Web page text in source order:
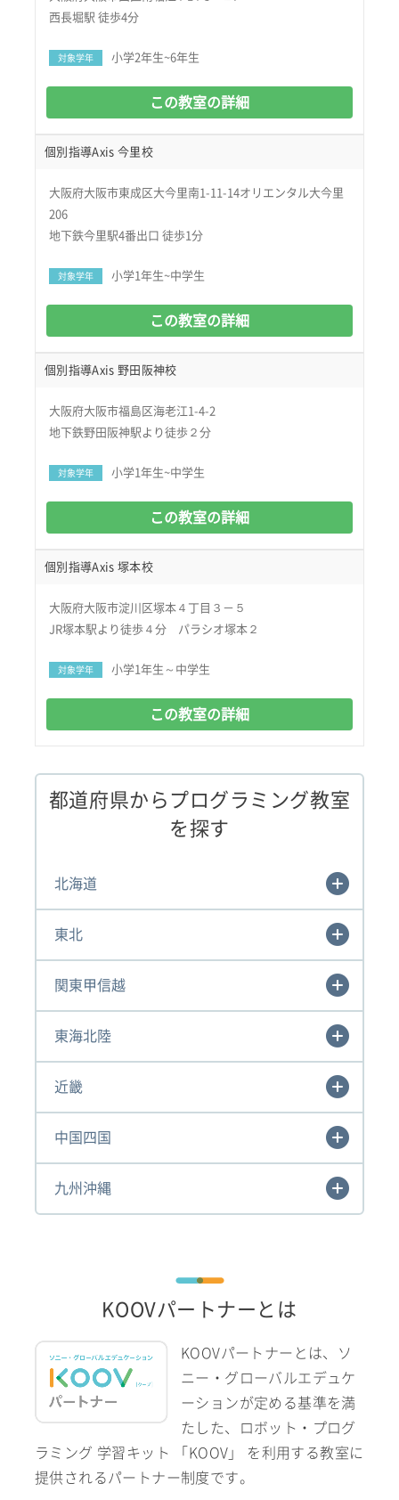
西長堀駅 徒歩4分
対象学年 小学2年生~6年生
この教室の詳細
個別指導Axis 今里校
大阪府大阪市東成区大今里南1-11-14オリエンタル大今里
206
地下鉄今里駅4番出口 徒歩1分
対象学年 小学1年生~中学生
この教室の詳細
個別指導Axis 野田阪神校
大阪府大阪市福島区海老江1-4-2
地下鉄野田阪神駅より徒歩２分
対象学年 小学1年生~中学生
この教室の詳細
個別指導Axis 塚本校
大阪府大阪市淀川区塚本４丁目３－５
JR塚本駅より徒歩４分 パラシオ塚本２
対象学年 小学1年生～中学生
この教室の詳細
都道府県からプログラミング教室
を探す
北海道
東北
関東甲信越
東海北陸
近畿
中国四国
九州沖縄
KOOVパートナーとは
KOOVパートナーとは、ソ
ニー・グローバルエデュケ
ーションが定める基準を満
たした、ロボット・プログ
ラミング 学習キット 「KOOV」 を利用する教室に
提供されるパートナー制度です。